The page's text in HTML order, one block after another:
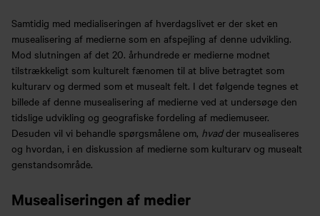
Samtidig med medialiseringen af hverdagslivet er der sket en
musealisering af medierne som en afspejling af denne udvikling.
Mod slutningen af det 20. århundrede er medierne modnet
tilstrækkeligt som kulturelt fænomen til at blive betragtet som
kulturarv og dermed som et musealt felt. I det følgende tegnes et
billede af denne musealisering af medierne ved at undersøge den
tidslige udvikling og geografiske fordeling af mediemuseer.
Desuden vil vi behandle spørgsmålene om, hvadder musealiseres
og hvordan, i en diskussion af medierne som kulturarv og musealt
genstandsområde.
Musealiseringen af medier